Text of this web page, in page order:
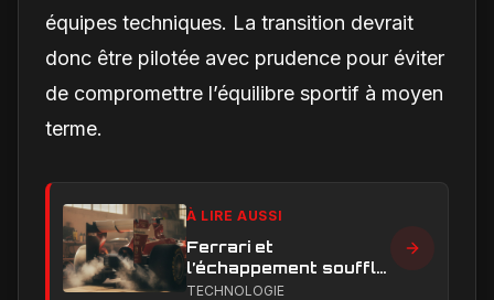
équipes techniques. La transition devrait
donc être pilotée avec prudence pour éviter
de compromettre l’équilibre sportif à moyen
terme.
À LIRE AUSSI
Ferrari et
l’échappement soufflé
en Formule 1 : le
TECHNOLOGIE